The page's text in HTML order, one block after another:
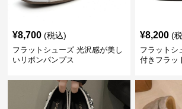
¥8,700 (税込)
フラットシューズ 光沢感が美し
いリボンパンプス
¥8,200 (
フラットシ
付きフラッ